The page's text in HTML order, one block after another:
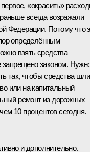
«окрасить»
всегда возражали
Федерации. Потому что
определённым
взять средства
запрещено законом.
так, чтобы средства шли
или на капитальный
ремонт из дорожных
10 процентов сегодня.
и дополнительно.